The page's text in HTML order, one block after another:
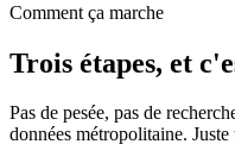
Comment ça marche
Trois étapes, et
Pas de pesée, pas de
données métropolitaine. Juste